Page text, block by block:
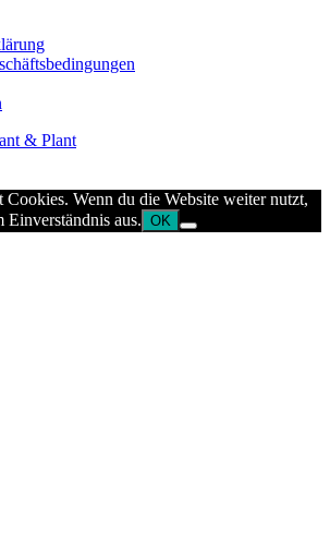
& Plant
Cookies. Wenn du die Website weiter nutzt,
Einverständnis aus. OK